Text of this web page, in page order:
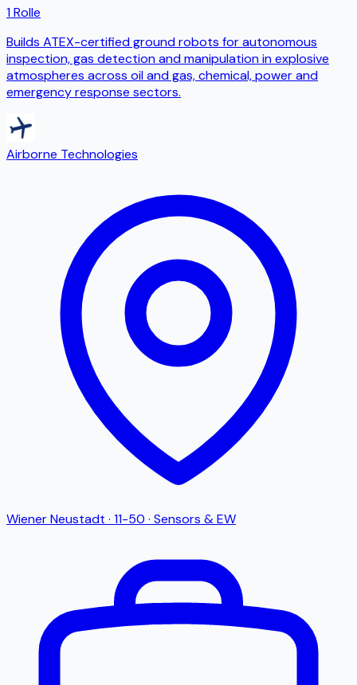
1 Rolle
Builds ATEX-certified ground robots for autonomous
inspection, gas detection and manipulation in explosive
atmospheres across oil and gas, chemical, power and
emergency response sectors.
Airborne Technologies
Wiener Neustadt · 11-50 · Sensors & EW